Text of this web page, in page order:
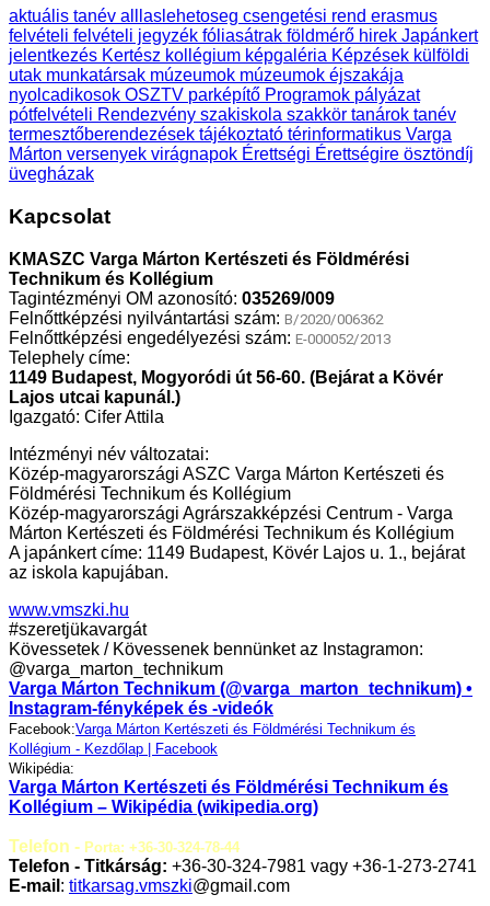
aktuális tanév alllaslehetoseg csengetési rend erasmus
felvételi felvételi jegyzék fóliasátrak földmérő hirek Japánkert
jelentkezés Kertész kollégium képgaléria Képzések külföldi
utak munkatársak múzeumok múzeumok éjszakája
nyolcadikosok OSZTV parképítő Programok pályázat
pótfelvételi Rendezvény szakiskola szakkör tanárok tanév
termesztőberendezések tájékoztató térinformatikus Varga
Márton versenyek virágnapok Érettségi Érettségire ösztöndíj
üvegházak
Kapcsolat
KMASZC Varga Márton Kertészeti és Földmérési
Technikum és Kollégium
Tagintézményi OM azonosító: 035269/009
Felnőttképzési nyilvántartási szám: B/2020/006362
Felnőttképzési engedélyezési szám: E-000052/2013
Telephely címe:
1149 Budapest, Mogyoródi út 56-60. (Bejárat a Kövér
Lajos utcai kapunál.)
Igazgató: Cifer Attila
Intézményi név változatai:
Közép-magyarországi ASZC Varga Márton Kertészeti és
Földmérési Technikum és Kollégium
Közép-magyarországi Agrárszakképzési Centrum - Varga
Márton Kertészeti és Földmérési Technikum és Kollégium
A japánkert címe: 1149 Budapest, Kövér Lajos u. 1., bejárat
az iskola kapujában.
www.vmszki.hu
#szeretjükavargát
Kövessetek / Kövessenek bennünket az Instagramon:
@varga_marton_technikum
Varga Márton Technikum (@varga_marton_technikum) •
Instagram-fényképek és -videók
Facebook:Varga Márton Kertészeti és Földmérési Technikum és
Kollégium - Kezdőlap | Facebook
Wikipédia:
Varga Márton Kertészeti és Földmérési Technikum és
Kollégium – Wikipédia (wikipedia.org)
Telefon - Porta: +36-30-324-78-44
Telefon - Titkárság: +36-30-324-7981 vagy +36-1-273-2741
E-mail : titkarsag.vmszki@gmail.com